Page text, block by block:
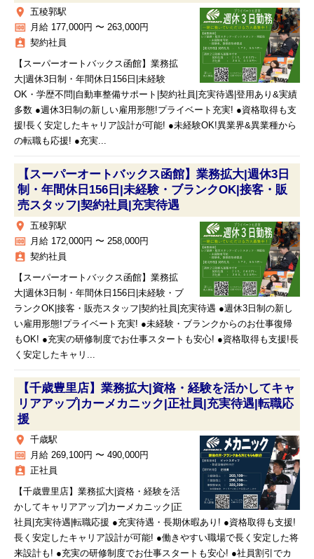
place 五稜郭駅
money 月給 177,000円 〜 263,000円
assignment_ind 契約社員
【スーパーオートバックス函館】業務拡
大|週休3日制・年間休日156日|未経験
OK・学歴不問|自動車整備サポート|契約社員|充実待遇|登用あり&実績
多数 ●週休3日制の新しい雇用形態!プライベート充実! ●資格取得も支
援!長く安定したキャリア設計が可能! ●未経験OK!異業界&異業種から
の転職も応援! ●充実...
【スーパーオートバックス函館】業務拡大|週休3日
制・年間休日156日|未経験・ブランクOK|接客・販
売スタッフ|契約社員|充実待遇
place 五稜郭駅
money 月給 172,000円 〜 258,000円
assignment_ind 契約社員
【スーパーオートバックス函館】業務拡
大|週休3日制・年間休日156日|未経験・ブ
ランクOK|接客・販売スタッフ|契約社員|充実待遇 ●週休3日制の新し
い雇用形態!プライベート充実! ●未経験・ブランクからのお仕事復帰
もOK! ●充実の研修制度でお仕事スタートも安心! ●資格取得も支援!長
く安定したキャリ...
【千歳豊里店】業務拡大|資格・経験を活かしてキャ
リアアップ|カーメカニック|正社員|充実待遇|転職応
援
place 千歳駅
money 月給 269,100円 〜 490,000円
assignment_ind 正社員
【千歳豊里店】業務拡大|資格・経験を活
かしてキャリアアップ|カーメカニック|正
社員|充実待遇|転職応援 ●充実待遇・長期休暇あり! ●資格取得も支援!
長く安定したキャリア設計が可能! ●働きやすい職場で長く安定した将
来設計も! ●充実の研修制度でお仕事スタートも安心! ●社員割引でカ